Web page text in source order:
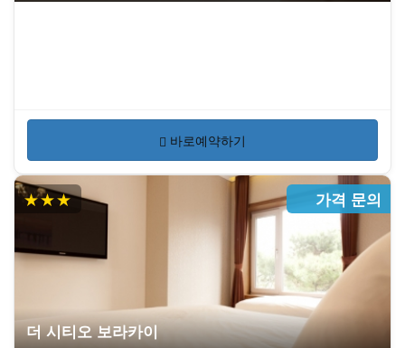
바로예약하기
★★★ 가격 문의
더 시티오 보라카이